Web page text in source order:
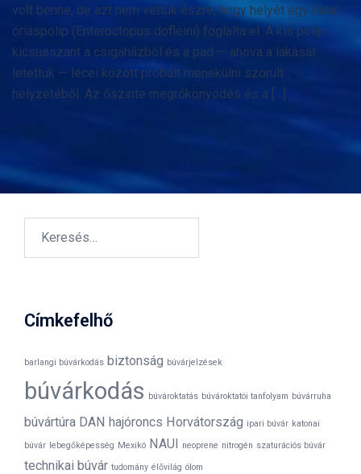
volt benne, de azt nem vettük észre, hogy helyét egy fiatal
óriáspolip (Enteroctopus dofleini) foglalta el. A kis polip
kicsusszant a csigaházból és a pad — ahova a lakását
letettük — lécei között próbált menekülni szorult
helyzetéből. Az őszinte megrőkönyödés és a […]
Címkefelhő
barlangi búvárkodás biztonság búvárjelzések
búvárkodás búvároktatás búvároktatói tanfolyam búvárruha
búvártúra DAN hajóroncs Horvátország ipari búvár katonai
búvár lebegőképesség Mexikó NAUI neoprene nitrogén szaturációs búvár
technikai búvár tudomány élővilág ólom